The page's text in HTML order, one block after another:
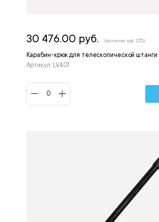
Карабин-крюк для телескопической штанги /
Артикул: LV401
30 476.00 руб. (включая ндс 22%)